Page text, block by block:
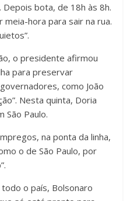
bota, de 18h às 8h.
hora para sair na rua.
o presidente afirmou
para preservar
como João
Nesta quinta, Doria
São Paulo.
na ponta da linha,
o de São Paulo, por
o país, Bolsonaro